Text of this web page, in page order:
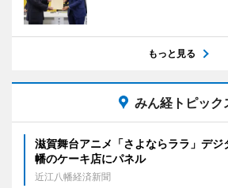
もっと見る
みん経トピック
滋賀舞台アニメ「さよならララ」デ
幡のケーキ店にパネル
近江八幡経済新聞